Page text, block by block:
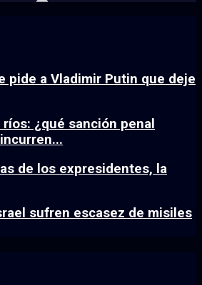
pide a Vladimir Putin que deje
¿qué sanción penal
de los expresidentes, la
sufren escasez de misiles